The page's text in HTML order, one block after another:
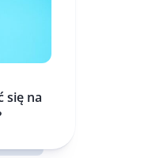
się na